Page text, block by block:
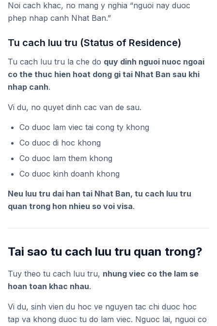
Noi cach khac, no mang y nghia “nguoi nay duoc
phep nhap canh Nhat Ban.”
Tu cach luu tru (Status of Residence)
Tu cach luu tru la che do quy dinh nguoi nuoc ngoai
co the thuc hien hoat dong gi tai Nhat Ban sau khi
nhap canh.
Vi du, no quyet dinh cac van de sau.
Co duoc lam viec tai cong ty khong
Co duoc di hoc khong
Co duoc lam them khong
Co duoc kinh doanh khong
Neu luu tru dai han tai Nhat Ban, tu cach luu tru
quan trong hon nhieu so voi visa.
Tai sao tu cach luu tru quan trong?
Tuy theo tu cach luu tru, nhung viec co the lam se
hoan toan khac nhau.
Vi du, sinh vien du hoc ve nguyen tac chi duoc hoc
tap va khong duoc tu do lam viec. Nguoc lai, nguoi co